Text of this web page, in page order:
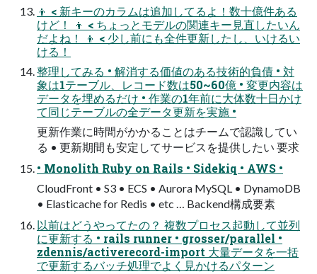
👦 < 新キーのカラムは追加してるよ！数⼗億件ある
けど！ 👦 < ちょっとモデルの関連キー⾒直したいん
だよね！ 👦 < 少し前にも全件更新したし、いけるい
ける！
整理してみる • 解消する価値のある技術的負債 • 対
象は1テーブル、レコード数は50~60億 • 変更内容は
データを埋めるだけ • 作業の1年前に⼤体数⼗⽇かけ
て同じテーブルの全データ更新を実施 •
更新作業に時間がかかることはチームで認識してい
る • 更新期間も安定してサービスを提供したい 要求
• Monolith Ruby on Rails • Sidekiq • AWS •
CloudFront • S3 • ECS • Aurora MySQL • DynamoDB
• Elasticache for Redis • etc … Backend構成要素
以前はどうやってたの？ 複数プロセス起動して並列
に更新する • rails runner • grosser/parallel •
zdennis/activerecord-import ⼤量データを⼀括
で更新するバッチ処理でよく⾒かけるパターン